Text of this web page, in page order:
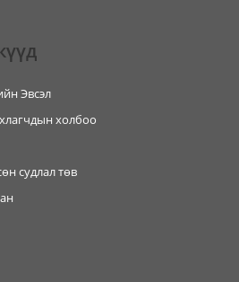
Эвсэл
холбоо
судлал төв